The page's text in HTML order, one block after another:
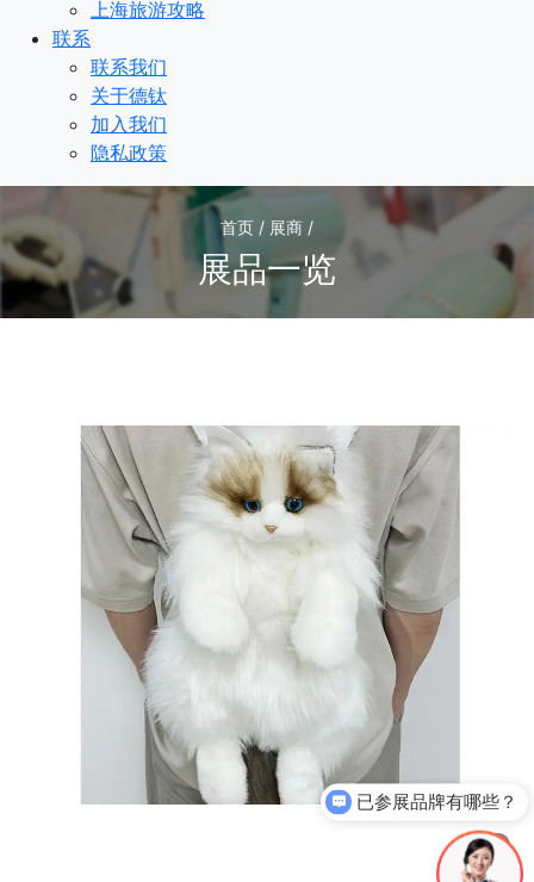
上海旅游攻略
联系
联系我们
关于德钛
加入我们
隐私政策
首页 / 展商 /
展品一览
1/1
已参展品牌有哪些？